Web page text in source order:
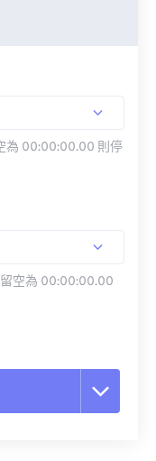
為 00:00:00.00 則停
留空為 00:00:00.00